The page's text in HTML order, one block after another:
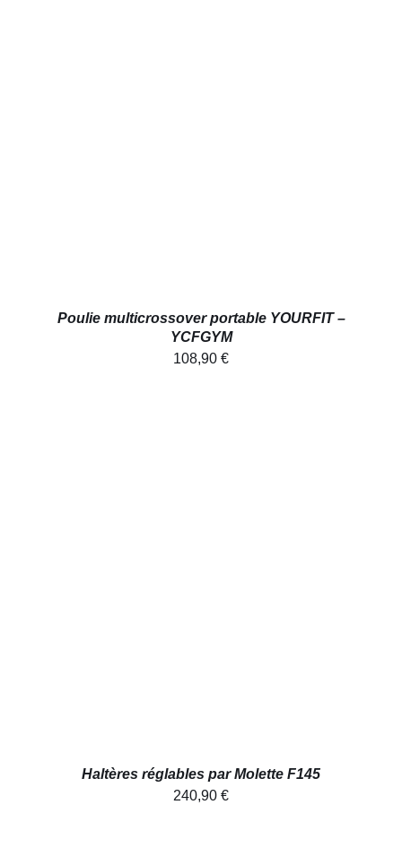
Poulie multicrossover portable YOURFIT –
YCFGYM
108,90 €
Haltères réglables par Molette F145
240,90 €